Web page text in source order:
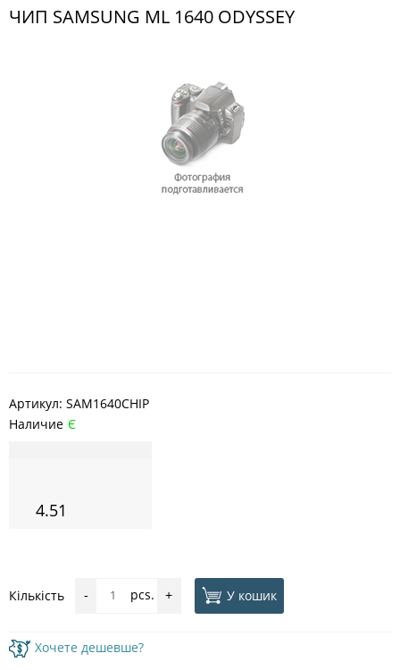
ЧИП SAMSUNG ML 1640 ODYSSEY
Артикул: SAM1640CHIP
Наличие Є
4.51
Кількість - pcs. + У кошик
Хочете дешевше?